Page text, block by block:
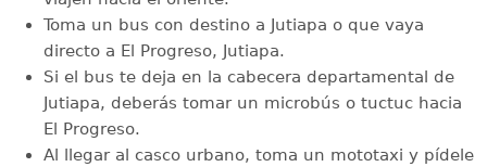
Toma un bus con destino a Jutiapa o que vaya
directo a El Progreso, Jutiapa.
Si el bus te deja en la cabecera departamental de
Jutiapa, deberás tomar un microbús o tuctuc hacia
El Progreso.
Al llegar al casco urbano, toma un mototaxi y pídele